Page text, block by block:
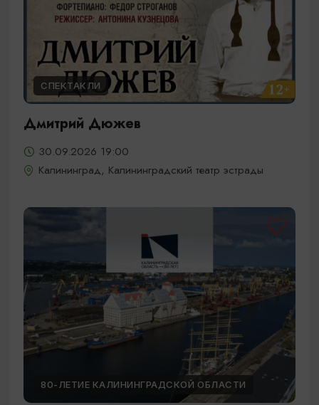
СПЕКТАКЛИ
Дмитрий Дюжев
30.09.2026 19:00
Калининград, Калининградский театр эстрады
80-ЛЕТИЕ КАЛИНИНГРАДСКОЙ ОБЛАСТИ